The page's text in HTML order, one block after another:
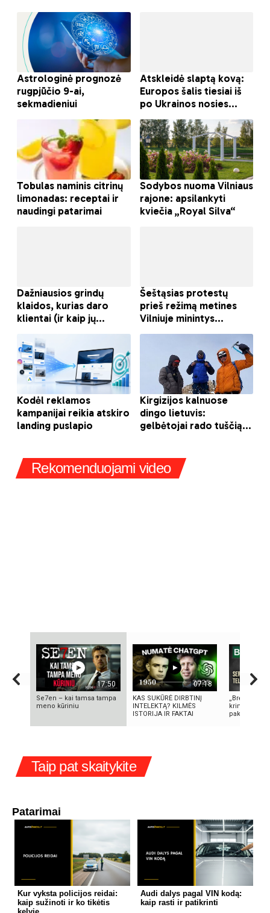
Rekomenduojami video
17:50
Se7en – kai tamsa tampa
meno kūriniu
07:18
KAS SUKŪRĖ DIRBTINĮ
INTELEKTĄ? KILMĖS
ISTORIJA IR FAKTAI
„Bręstantis
kriminalinis
pakeitęs
Taip pat skaitykite
Patarimai
Kur vyksta policijos reidai:
kaip sužinoti ir ko tikėtis
Audi dalys pagal VIN kodą:
kaip rasti ir patikrinti